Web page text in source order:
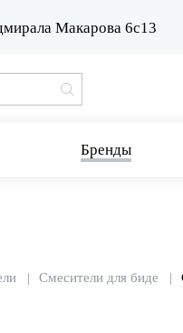
Макарова 6с13
Бренды
Смесители для биде